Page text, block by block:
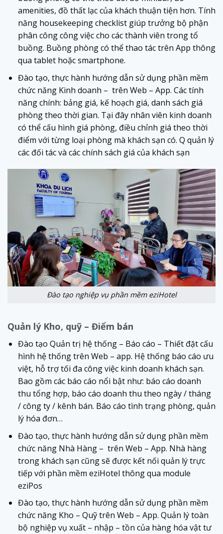
amenities, đồ thất lạc của khách thuận tiện hơn. Tính
năng housekeeping checklist giúp trưởng bộ phận
phân công công việc cho các thành viên trong tổ
buồng. Buồng phòng có thể thao tác trên App thông
qua tablet hoặc smartphone.
Đào tạo, thực hành hướng dẫn sử dụng phần mềm
chức năng Kinh doanh – trên Web – App. Các tính
năng chính: bảng giá, kế hoạch giá, danh sách giá
phòng theo thời gian. Tại đây nhân viên kinh doanh
có thể cấu hình giá phòng, điều chỉnh giá theo thời
điểm với từng loại phòng mà khách sạn có. Q quản lý
các đối tác và các chính sách giá của khách sạn
Đào tạo nghiệp vụ phần mềm eziHotel
Quản lý Kho, quỹ – Điểm bán
Đào tạo Quản trị hệ thống – Báo cáo – Thiết đặt cấu
hình hệ thống trên Web – app. Hệ thống báo cáo ưu
việt, hỗ trợ tối đa công việc kinh doanh khách sạn.
Bao gồm các báo cáo nổi bật như: báo cáo doanh
thu tổng hợp, báo cáo doanh thu theo ngày / tháng
/ công ty / kênh bán. Báo cáo tình trạng phòng, quản
lý hóa đơn…
Đào tạo, thực hành hướng dẫn sử dụng phần mềm
chức năng Nhà Hàng – trên Web – App. Nhà hàng
trong khách sạn cũng sẽ được kết nối quản lý trực
tiếp với phần mềm eziHotel thông qua module
eziPos
Đào tạo, thực hành hướng dẫn sử dụng phần mềm
chức năng Kho – Quỹ trên Web – App. Quản lý toàn
bộ nghiệp vụ xuất – nhập – tồn của hàng hóa vật tư